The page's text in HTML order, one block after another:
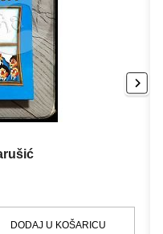
DODAJ U KOŠARICU